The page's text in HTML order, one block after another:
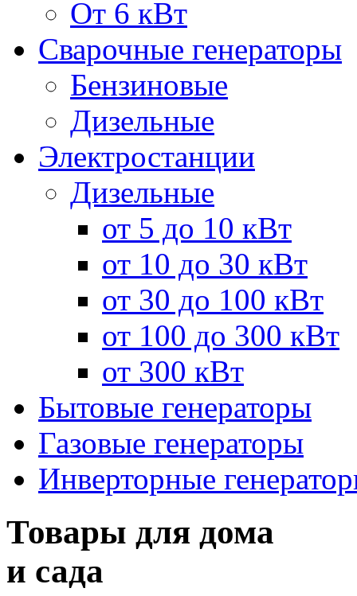
От 6 кВт
Сварочные генераторы
Бензиновые
Дизельные
Электростанции
Дизельные
от 5 до 10 кВт
от 10 до 30 кВт
от 30 до 100 кВт
от 100 до 300 кВт
от 300 кВт
Бытовые генераторы
Газовые генераторы
Инверторные
Товары для дома
и сада